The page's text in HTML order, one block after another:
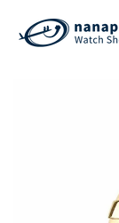
プする